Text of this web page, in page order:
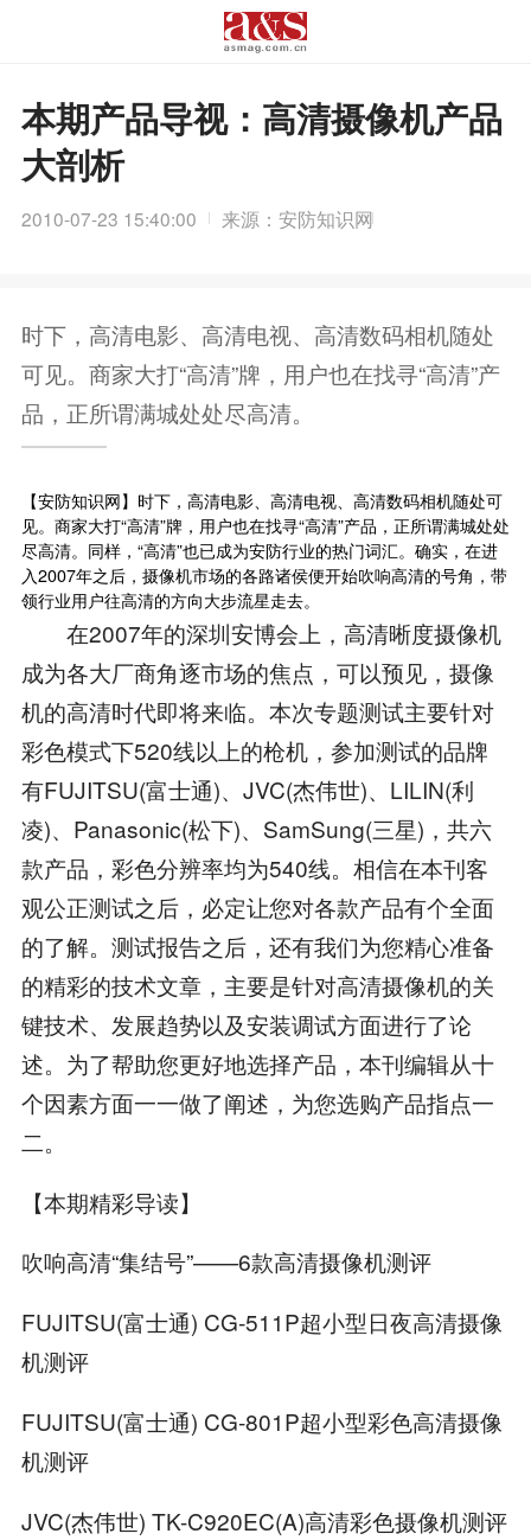
本期产品导视：高清摄像机产品
大剖析
2010-07-23 15:40:00 来源：安防知识网
时下，高清电影、高清电视、高清数码相机随处
可见。商家大打“高清”牌，用户也在找寻“高清”产
品，正所谓满城处处尽高清。
【安防知识网】时下，高清电影、高清电视、高清数码相机随处可
见。商家大打“高清”牌，用户也在找寻“高清”产品，正所谓满城处处
尽高清。同样，“高清”也已成为安防行业的热门词汇。确实，在进
入2007年之后，摄像机市场的各路诸侯便开始吹响高清的号角，带
领行业用户往高清的方向大步流星走去。
在2007年的深圳安博会上，高清晰度摄像机
成为各大厂商角逐市场的焦点，可以预见，摄像
机的高清时代即将来临。本次专题测试主要针对
彩色模式下520线以上的枪机，参加测试的品牌
有FUJITSU(富士通)、JVC(杰伟世)、LILIN(利
凌)、Panasonic(松下)、SamSung(三星)，共六
款产品，彩色分辨率均为540线。相信在本刊客
观公正测试之后，必定让您对各款产品有个全面
的了解。测试报告之后，还有我们为您精心准备
的精彩的技术文章，主要是针对高清摄像机的关
键技术、发展趋势以及安装调试方面进行了论
述。为了帮助您更好地选择产品，本刊编辑从十
个因素方面一一做了阐述，为您选购产品指点一
二。
【本期精彩导读】
吹响高清“集结号”——6款高清摄像机测评
FUJITSU(富士通) CG-511P超小型日夜高清摄像
机测评
FUJITSU(富士通) CG-801P超小型彩色高清摄像
机测评
JVC(杰伟世) TK-C920EC(A)高清彩色摄像机测评